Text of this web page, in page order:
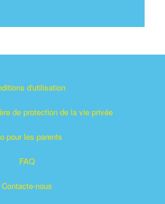
d'utilisation
de protection de la vie privée
pour les parents
FAQ
Contacte-nous